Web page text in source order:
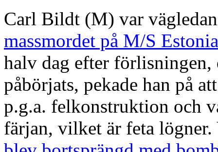
Carl Bildt (M) var
massmordet på M/S Estonia
halv dag efter förlisningen,
påbörjats, pekade han på
p.g.a. felkonstruktion och
färjan, vilket är feta